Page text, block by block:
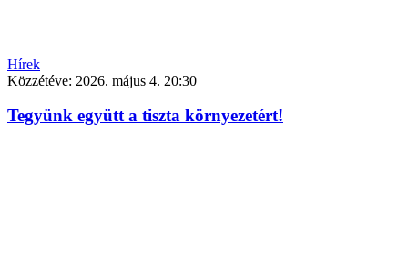
Hírek
Közzétéve: 2026. május 4. 20:30
Tegyünk együtt a tiszta környezetért!